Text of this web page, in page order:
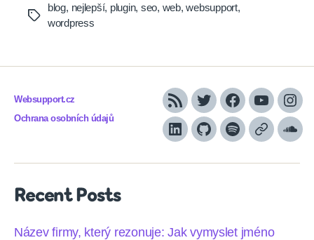
Tags
blog, nejlepší, plugin, seo, web,websupport,
wordpress
Websupport.cz
Ochrana osobních údajů
RSS TwitterFacebook
YouTube
LinkedInGithubSpotifyApple
Recent Posts
Název firmy, který rezonuje: Jak vymyslet jméno